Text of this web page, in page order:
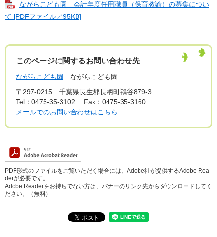
ながらこども園 会計年度任用職員（保育教諭）の募集につい
て [PDFファイル／95KB]
このページに関するお問い合わせ先
ながらこども園
ながらこども園
〒297-0215
千葉県長生郡長柄町鴇谷879-3
Tel：0475-35-3102
Fax：0475-35-3160
メールでのお問い合わせはこちら
PDF形式のファイルをご覧いただく場合には、Adobe社が提供するAdobe Rea
derが必要です。
Adobe Readerをお持ちでない方は、バナーのリンク先からダウンロードしてく
ださい。（無料）